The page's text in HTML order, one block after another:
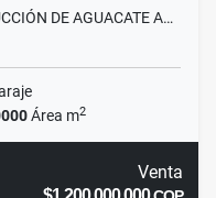
DE AGUACATE A…
Área m2
Venta